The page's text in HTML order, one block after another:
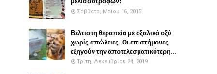
Σάββατο, Μαΐου 16, 2015
Βέλτιστη θεραπεία με οξαλικό οξύ
χωρίς απώλειες. Οι επιστήμονες
εξηγούν την αποτελεσματικότερη...
Τρίτη, Δεκεμβρίου 24, 2019